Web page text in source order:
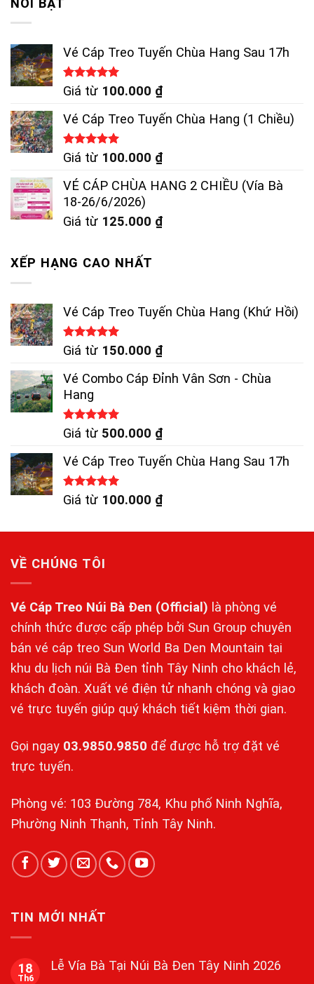
NỔI BẬT
Vé Cáp Treo Tuyến Chùa Hang Sau 17h
Được xếp
Giá từ 100.000 ₫
Vé Cáp Treo Tuyến Chùa Hang (1 Chiều)
Được xếp
5 sao
Giá từ 100.000 ₫
VÉ CÁP CHÙA HANG 2 CHIỀU (Vía Bà
18-26/6/2026)
Giá từ 125.000 ₫
XẾP HẠNG CAO NHẤT
Vé Cáp Treo Tuyến Chùa Hang (Khứ Hồi)
Được xếp
Giá từ 150.000 ₫
Vé Combo Cáp Đỉnh Vân Sơn - Chùa
Hang
Được xếp
Giá từ 500.000 ₫
Vé Cáp Treo Tuyến Chùa Hang Sau 17h
Được xếp
Giá từ 100.000 ₫
VỀ CHÚNG TÔI
Vé Cáp Treo Núi Bà Đen (Official) là phòng vé
chính thức được cấp phép bởi Sun Group chuyên
bán vé cáp treo Sun World Ba Den Mountain tại
khu du lịch núi Bà Đen tỉnh Tây Ninh cho khách lẻ,
khách đoàn. Xuất vé điện tử nhanh chóng và giao
vé trực tuyến giúp quý khách tiết kiệm thời gian.
Gọi ngay 03.9850.9850 để được hỗ trợ đặt vé
trực tuyến.
Phòng vé: 103 Đường 784, Khu phố Ninh Nghĩa,
Phường Ninh Thạnh, Tỉnh Tây Ninh.
TIN MỚI NHẤT
18
Th6
Lễ Vía Bà Tại Núi Bà Đen Tây Ninh 2026